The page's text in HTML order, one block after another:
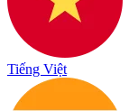
Tiếng Việt